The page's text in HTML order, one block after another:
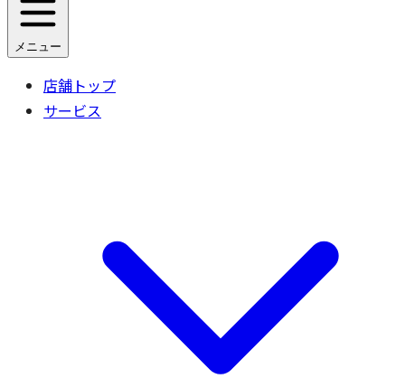
メニュー
店舗トップ
サービス